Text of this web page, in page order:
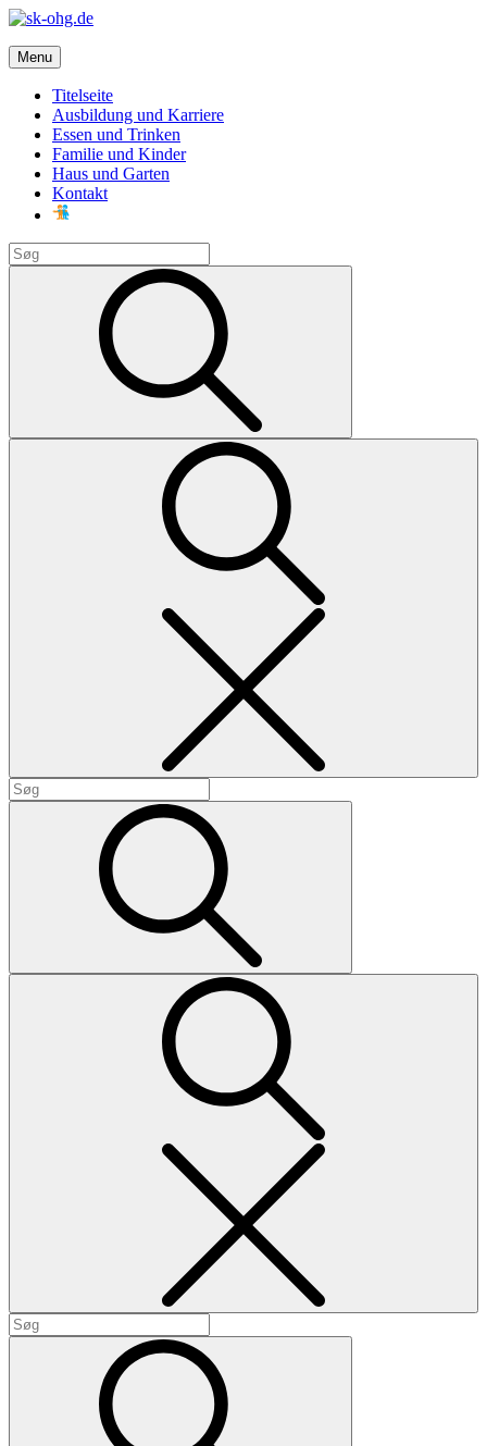
Skip
content
sk-ohg.de
Die besten Neuigkeiten
Menu
Titelseite
Ausbildung und Karriere
Essen und Trinken
Familie und Kinder
Haus und Garten
Kontakt
Search
for:
Search
for:
Search
for: